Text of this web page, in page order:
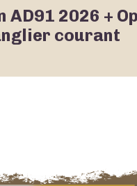
AD91 2026 +
courant